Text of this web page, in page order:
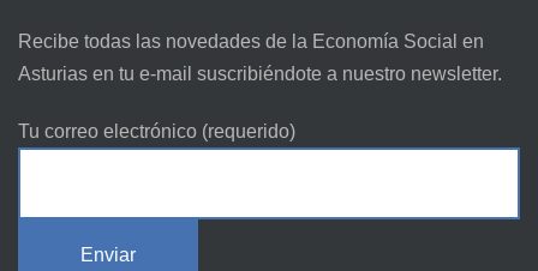
Recibe todas las novedades de la Economía Social en
Asturias en tu e-mail suscribiéndote a nuestro newsletter.
Tu correo electrónico (requerido)